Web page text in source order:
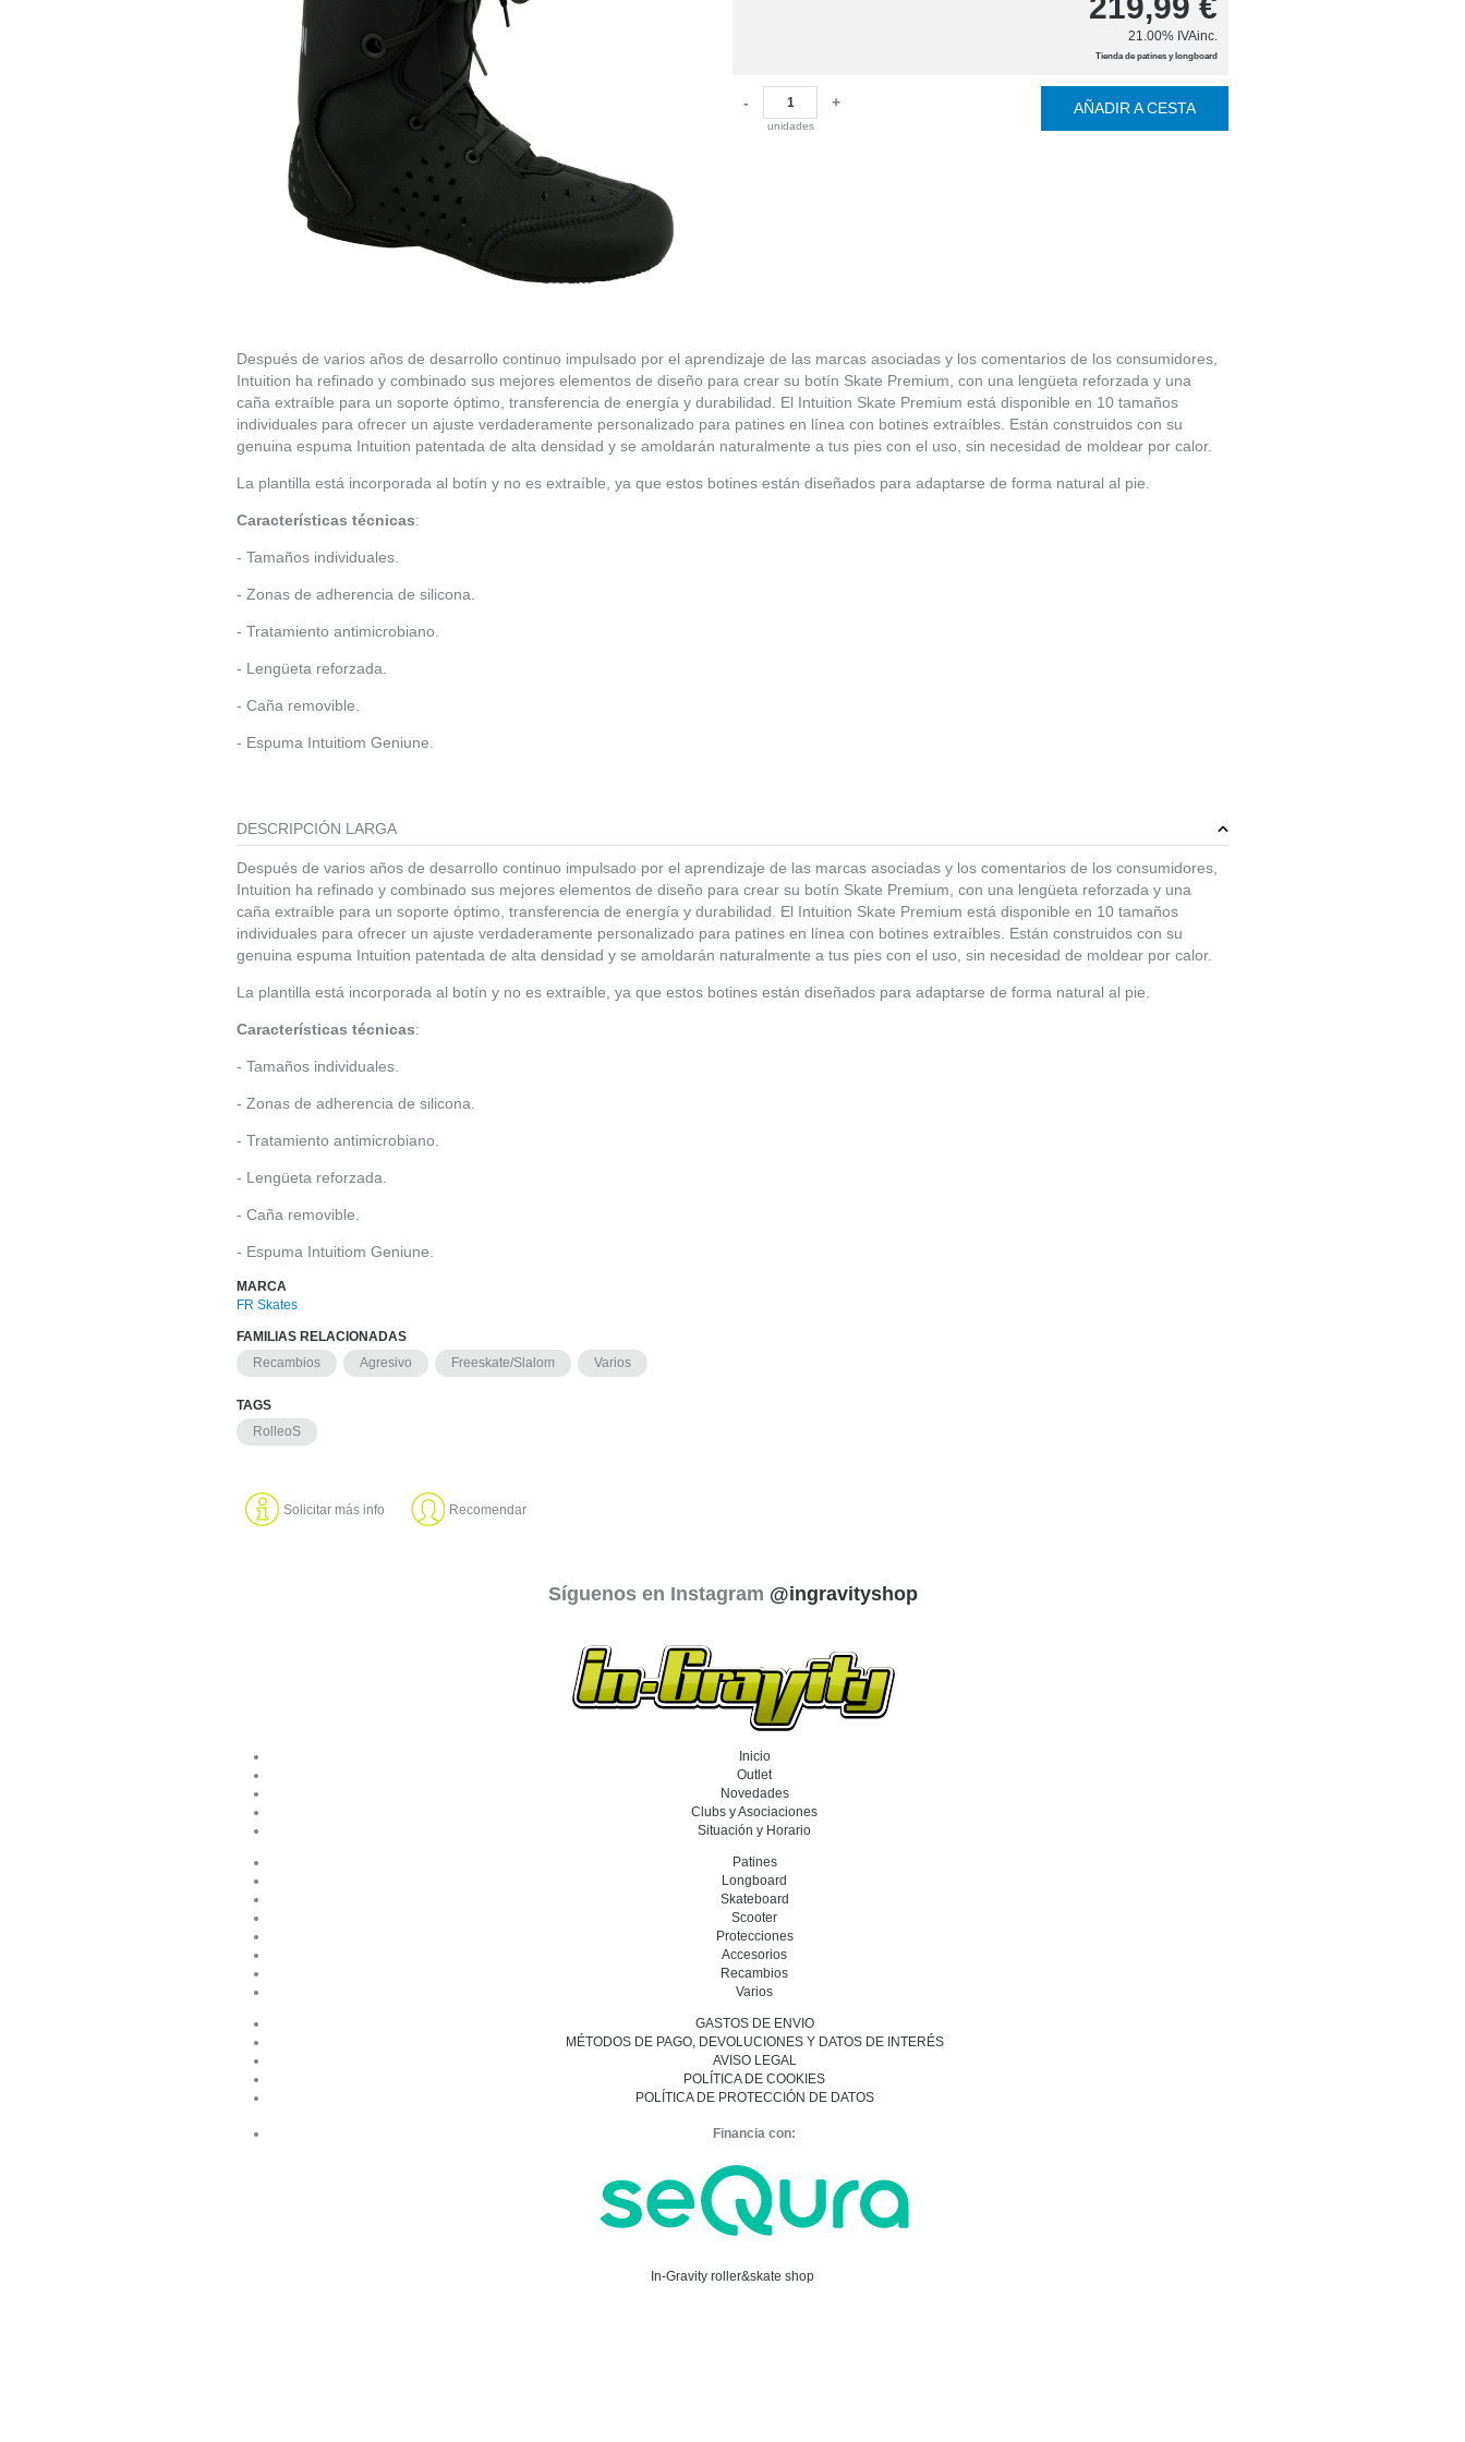
219,99 €
21.00% IVAinc.
Tienda de patines y longboard
-
unidades
+ AÑADIR A CESTA
Después de varios años de desarrollo continuo impulsado por el aprendizaje de las marcas asociadas y los comentarios de los consumidores,
Intuition ha refinado y combinado sus mejores elementos de diseño para crear su botín Skate Premium, con una lengüeta reforzada y una
caña extraíble para un soporte óptimo, transferencia de energía y durabilidad. El Intuition Skate Premium está disponible en 10 tamaños
individuales para ofrecer un ajuste verdaderamente personalizado para patines en línea con botines extraíbles. Están construidos con su
genuina espuma Intuition patentada de alta densidad y se amoldarán naturalmente a tus pies con el uso, sin necesidad de moldear por calor.
La plantilla está incorporada al botín y no es extraíble, ya que estos botines están diseñados para adaptarse de forma natural al pie.
Características técnicas:
- Tamaños individuales.
- Zonas de adherencia de silicona.
- Tratamiento antimicrobiano.
- Lengüeta reforzada.
- Caña removible.
- Espuma Intuitiom Geniune.
DESCRIPCIÓN LARGA
Después de varios años de desarrollo continuo impulsado por el aprendizaje de las marcas asociadas y los comentarios de los consumidores,
Intuition ha refinado y combinado sus mejores elementos de diseño para crear su botín Skate Premium, con una lengüeta reforzada y una
caña extraíble para un soporte óptimo, transferencia de energía y durabilidad. El Intuition Skate Premium está disponible en 10 tamaños
individuales para ofrecer un ajuste verdaderamente personalizado para patines en línea con botines extraíbles. Están construidos con su
genuina espuma Intuition patentada de alta densidad y se amoldarán naturalmente a tus pies con el uso, sin necesidad de moldear por calor.
La plantilla está incorporada al botín y no es extraíble, ya que estos botines están diseñados para adaptarse de forma natural al pie.
Características técnicas:
- Tamaños individuales.
- Zonas de adherencia de silicona.
- Tratamiento antimicrobiano.
- Lengüeta reforzada.
- Caña removible.
- Espuma Intuitiom Geniune.
MARCA
FR Skates
FAMILIAS RELACIONADAS
Recambios
Agresivo Freeskate/Slalom Varios
TAGS
RolleoS
Solicitar más info Recomendar
Síguenos en Instagram @ingravityshop
Inicio
Outlet
Novedades
Clubs y Asociaciones
Situación y Horario
Patines
Longboard
Skateboard
Scooter
Protecciones
Accesorios
Recambios
Varios
GASTOS DE ENVIO
MÉTODOS DE PAGO, DEVOLUCIONES Y DATOS DE INTERÉS
AVISO LEGAL
POLÍTICA DE COOKIES
POLÍTICA DE PROTECCIÓN DE DATOS
Financia con:
In-Gravity roller&skate shop